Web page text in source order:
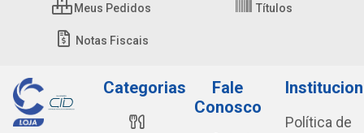
Meus Pedidos Títulos
Notas Fiscais
Categorias
Fale
Conosco
Política de